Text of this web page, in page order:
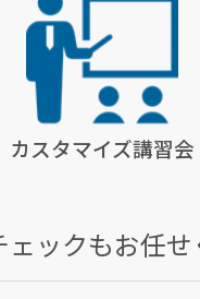
カスタマイズ講習会
ェックもお任